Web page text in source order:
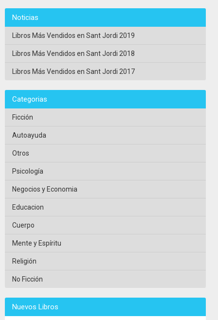
Noticias
Libros Más Vendidos en Sant Jordi 2019
Libros Más Vendidos en Sant Jordi 2018
Libros Más Vendidos en Sant Jordi 2017
Categorias
Ficción
Autoayuda
Otros
Psicología
Negocios y Economia
Educacion
Cuerpo
Mente y Espíritu
Religión
No Ficción
Nuevos Libros